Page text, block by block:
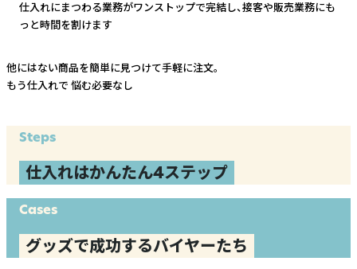
仕入れにまつわる業務がワンストップで完結し、接客や販売業務にも
っと時間を割けます
他にはない商品を簡単に見つけて手軽に注文。
もう仕入れで 悩む必要なし
Steps
仕入れはかんたん4ステップ
Cases
グッズで成功するバイヤーたち